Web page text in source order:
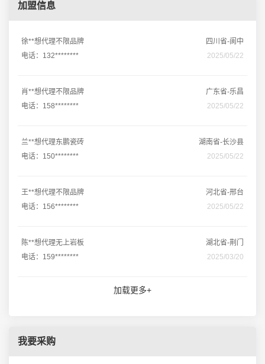
加盟信息
徐**想代理不限品牌
四川省-阆中
电话：132********
2025/05/22
肖**想代理不限品牌
广东省-乐昌
电话：158********
2025/05/22
兰**想代理东鹏瓷砖
湖南省-长沙县
电话：150********
2025/05/22
王**想代理不限品牌
河北省-邢台
电话：156********
2025/05/22
陈**想代理无上岩板
湖北省-荆门
电话：159********
2025/03/20
加载更多+
我要采购